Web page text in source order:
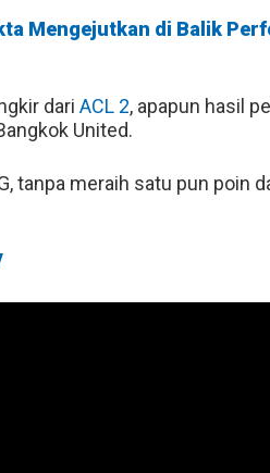
Mengejutkan di Balik
dari ACL 2, apapun hasil
United.
tanpa meraih satu pun poin